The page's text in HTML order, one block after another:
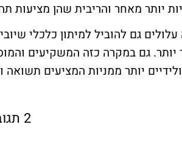
יותר מאחר והריבית שהן מציעות
גם להוביל למיתון כלכלי
גם במקרה כזה המשקיעים
יותר ממניות המציעים
2 תגובות